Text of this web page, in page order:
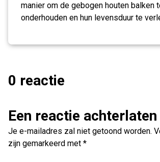
manier om de gebogen houten balken
onderhouden en hun levensduur te
0 reactie
Een reactie achterlaten
Je e-mailadres zal niet getoond worden.
zijn gemarkeerd met *